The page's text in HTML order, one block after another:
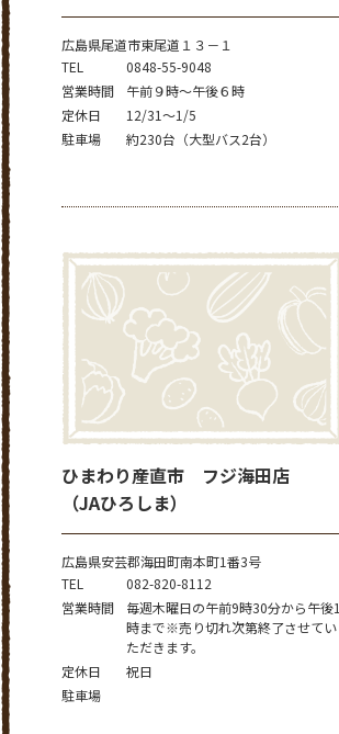
広島県尾道市東尾道１３－１
TEL
0848-55-9048
営業時間
午前９時～午後６時
定休日
12/31～1/5
駐車場
約230台（大型バス2台）
ひまわり産直市 フジ海田店
（JAひろしま）
広島県安芸郡海田町南本町1番3号
TEL
082-820-8112
営業時間
毎週木曜日の午前9時30分から午後1
時まで※売り切れ次第終了させてい
ただきます。
定休日
祝日
駐車場